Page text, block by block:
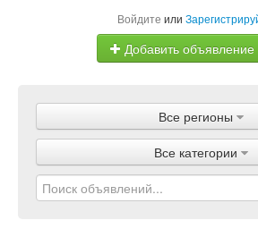
Войдите или
Добавить объявление
Объявления
Магазины
Услуги
Все регионы
Все категории